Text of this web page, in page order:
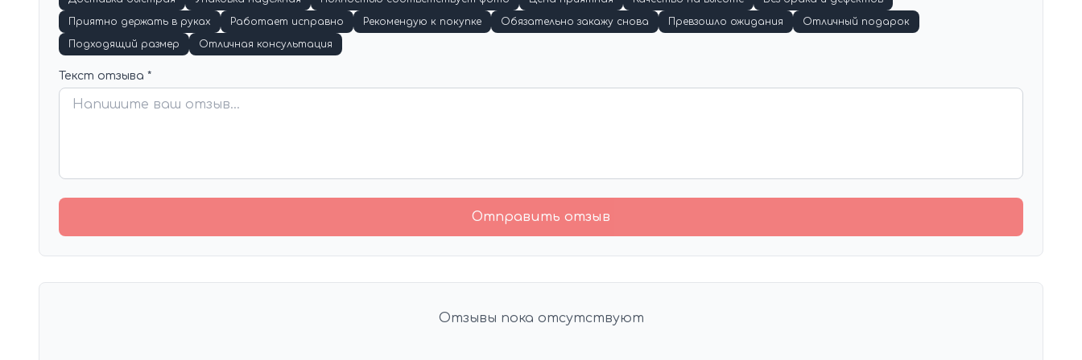
Приятно держать в руках
Работает исправно Рекомендую к покупке Обязательно закажу снова Превзошло ожидания
Отличный подарок
Подходящий размер
Отличная консультация
Текст отзыва *
Отправить отзыв
Отзывы пока отсутствуют